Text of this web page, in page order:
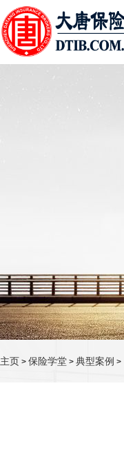
主页 > 保险学堂 > 典型案例 >